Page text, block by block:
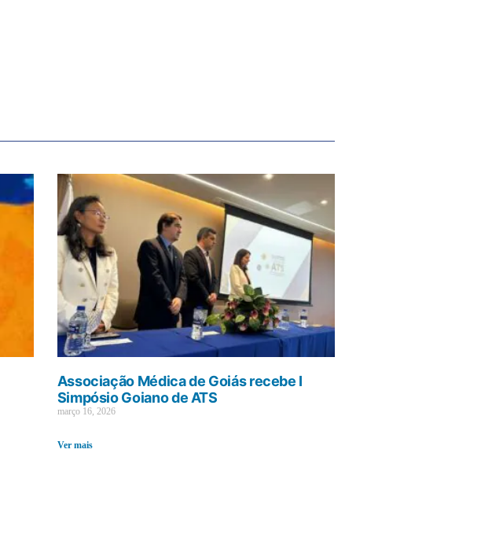
Associação Médica de Goiás recebe I
Simpósio Goiano de ATS
março 16, 2026
Ver mais